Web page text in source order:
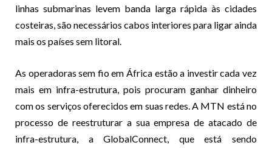
linhas submarinas levem banda larga rápida às cidades
costeiras, são necessários cabos interiores para ligar ainda
mais os países sem litoral.
As operadoras sem fio em África estão a investir cada vez
mais em infra-estrutura, pois procuram ganhar dinheiro
com os serviços oferecidos em suas redes. A MTN está no
processo de reestruturar a sua empresa de atacado de
infra-estrutura, a GlobalConnect, que está sendo